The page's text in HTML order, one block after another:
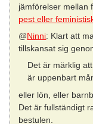
jämförelser mellan
pest eller
@Ninni: Klart att
tillskansat sig
Det är märklig
är uppenbart
eller lön, eller
Det är fullständigt
bestulen.